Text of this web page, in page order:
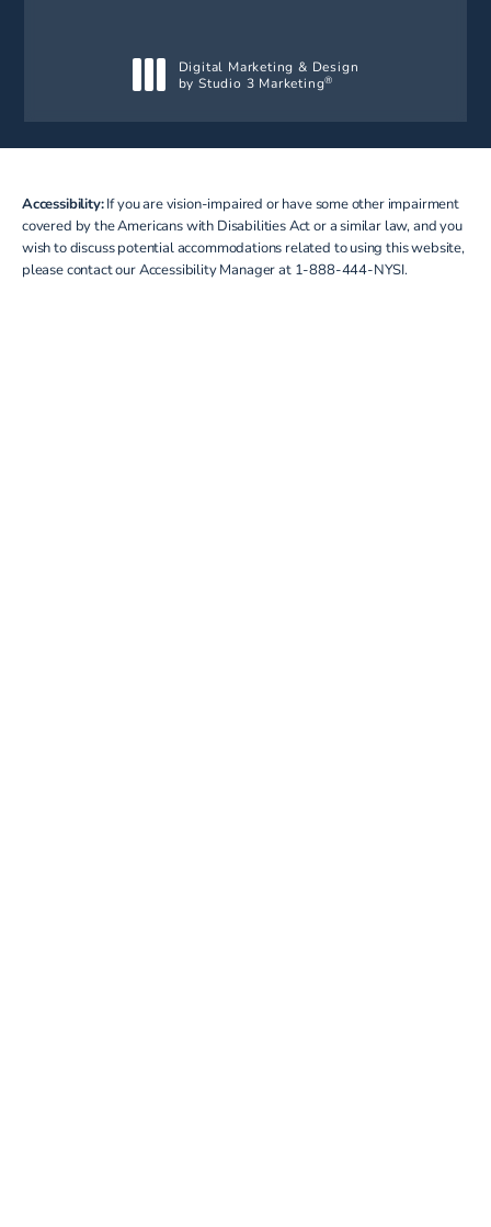
Digital Marketing & Design
by Studio 3 Marketing®
Accessibility:If you are vision-impaired or have some other impairment
covered by the Americans with Disabilities Act or a similar law, and you
wish to discuss potential accommodations related to using this website,
please contact our Accessibility Manager at 1-888-444-NYSI.